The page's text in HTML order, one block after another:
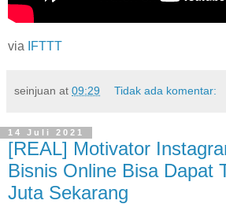
via IFTTT
seinjuan at 09:29 Tidak ada komentar:
14 Juli 2021
[REAL] Motivator
Bisnis Online Bisa Dapat
Juta Sekarang